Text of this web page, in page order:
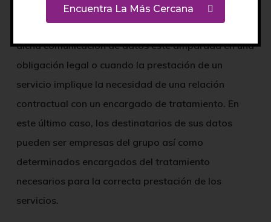
usuarios de que sus datos personales no serán
comunicados a terceros, con la salvedad de que
dicha comunicación de datos este amparada en una
obligación legal o cuando la prestación de un
servicio implique la necesidad de una relación
contractual con un encargado de tratamiento. En
este último caso, los destinatarios de sus datos
pueden ser empresas del grupo así como
determinados encargados del tratamiento
necesarios para la correcta prestación de los
servicios.
Encuentra La Más Cercana